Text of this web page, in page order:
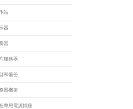
數量
站
器
器
服務器
和備份
器機架
專用電源插座